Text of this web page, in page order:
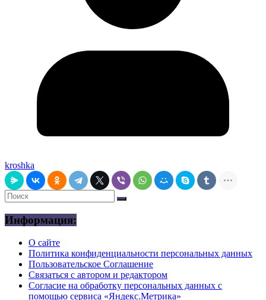
kroshka
Информация:
О сайте
Политика конфиденциальности персональных данных
Пользовательское Соглашение
Связаться с автором и редактором
Согласие на обработку персональных данных с
помощью сервиса «Яндекс.Метрика»